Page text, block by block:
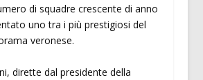
di squadre crescente di anno
uno tra i più prestigiosi del
veronese.
dirette dal presidente della